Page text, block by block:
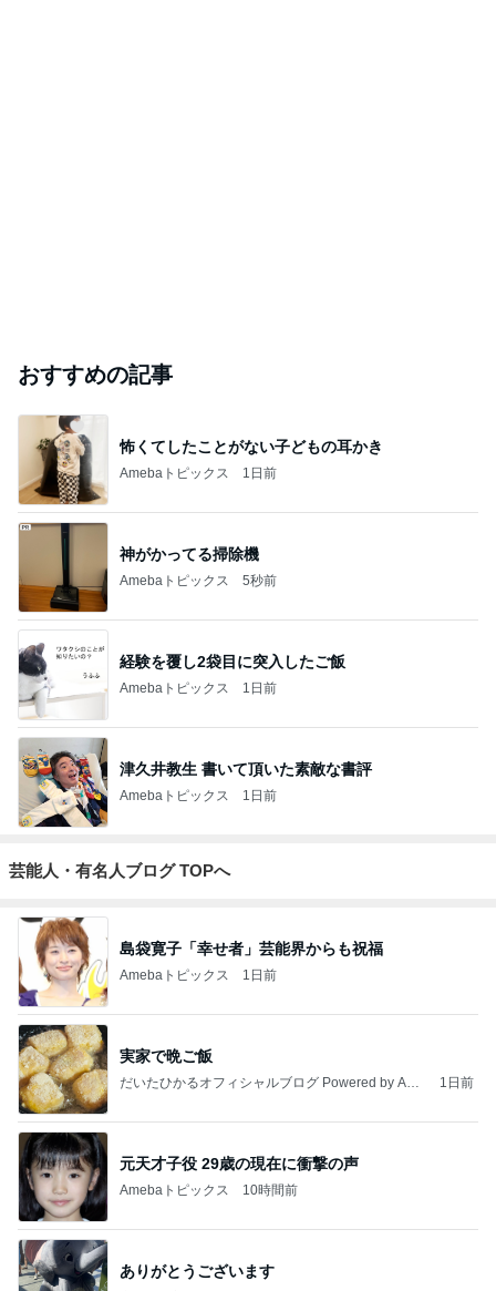
おすすめの記事
怖くてしたことがない子どもの耳かき
Amebaトピックス 1日前
神がかってる掃除機
Amebaトピックス 5秒前
経験を覆し2袋目に突入したご飯
Amebaトピックス 1日前
津久井教生 書いて頂いた素敵な書評
Amebaトピックス 1日前
芸能人・有名人ブログ TOPへ
島袋寛子「幸せ者」芸能界からも祝福
Amebaトピックス 1日前
実家で晩ご飯
だいたひかるオフィシャルブログ Powered by Ame
1日前
元天才子役 29歳の現在に衝撃の声
Amebaトピックス 10時間前
ありがとうございます